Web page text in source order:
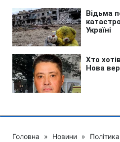
Головна » Новини » Політика